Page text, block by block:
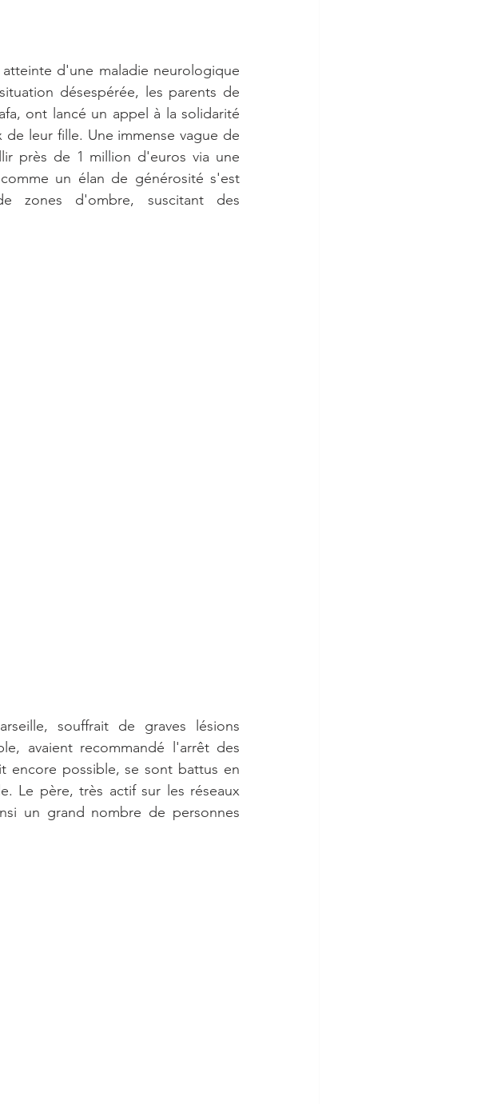
d'une maladie neurologique
désespérée, les parents de
ont lancé un appel à la solidarité
leur fille. Une immense vague de
près de 1 million d'euros via une
un élan de générosité s'est
zones d'ombre, suscitant des
souffrait de graves lésions
avaient recommandé l'arrêt des
encore possible, se sont battus en
Le père, très actif sur les réseaux
un grand nombre de personnes